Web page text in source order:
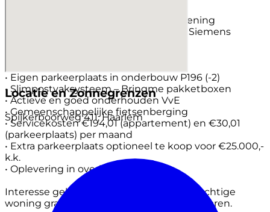
• Riant balkon met extra stroomvoorziening
• Luxe keuken met Bora kookplaat en Siemens
• Eigen parkeerplaats in onderbouw P196 (-2)
• Slimpostvaksysteem – Bringme pakketboxen
• Actieve en goed onderhouden VvE
• Gemeenschappelijke fietsenberging
• Servicekosten €194,01 (appartement) en €30,01
(parkeerplaats) per maand
• Extra parkeerplaats optioneel te koop voor €25.000,-
k.k.
• Oplevering in overleg
Interesse gekregen? Wij laten je deze prachtige
woning graag tijdens een bezichtiging ervaren.
Locatie en Zonnegrenzen
Spijkerboorweg 411, Haarlem